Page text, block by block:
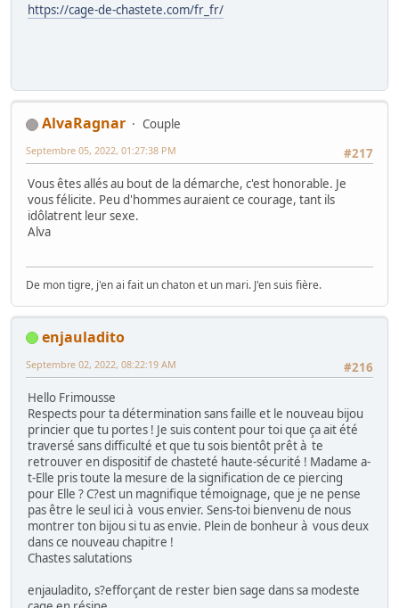
https://cage-de-chastete.com/fr_fr/
AlvaRagnar
Couple
#217
Septembre 05, 2022, 01:27:38 PM
Vous êtes allés au bout de la démarche, c'est honorable. Je
vous félicite. Peu d'hommes auraient ce courage, tant ils
idôlatrent leur sexe.
Alva
De mon tigre, j'en ai fait un chaton et un mari. J'en suis fière.
enjauladito
#216
Septembre 02, 2022, 08:22:19 AM
Hello Frimousse
Respects pour ta détermination sans faille et le nouveau bijou
princier que tu portes ! Je suis content pour toi que ça ait été
traversé sans difficulté et que tu sois bientôt prêt à te
retrouver en dispositif de chasteté haute-sécurité ! Madame a-
t-Elle pris toute la mesure de la signification de ce piercing
pour Elle ? C?est un magnifique témoignage, que je ne pense
pas être le seul ici à vous envier. Sens-toi bienvenu de nous
montrer ton bijou si tu as envie. Plein de bonheur à vous deux
dans ce nouveau chapitre !
Chastes salutations
enjauladito, s?efforçant de rester bien sage dans sa modeste